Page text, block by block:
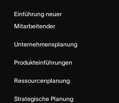
Einführung neuer
Mitarbeitender
Unternehmensplanung
Produkteinführungen
Ressourcenplanung
Strategische Planung